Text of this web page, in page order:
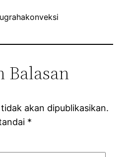
Balasan
akan dipublikasikan.
*